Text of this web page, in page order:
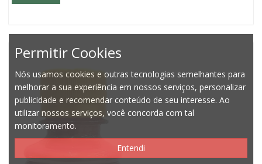
Permitir Cookies
Nós usamos cookies e outras tecnologias semelhantes para
melhorar a sua experiência em nossos serviços, personalizar
publicidade e recomendar conteúdo de seu interesse. Ao
utilizar nossos serviços, você concorda com tal
monitoramento.
Entendi